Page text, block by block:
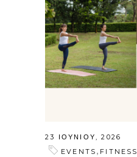
23 ΙΟΥΝΊΟΥ, 2026
EVENTS , FITNESS